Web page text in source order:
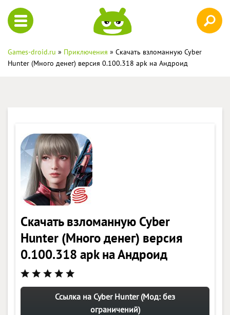
Games-droid.ru » Приключения » Скачать взломанную Cyber
Hunter (Много денег) версия 0.100.318 apk на Андроид
Скачать взломанную Cyber
Hunter (Много денег) версия
0.100.318 apk на Андроид
Ссылка на Cyber Hunter (Мод: без
ограничений)